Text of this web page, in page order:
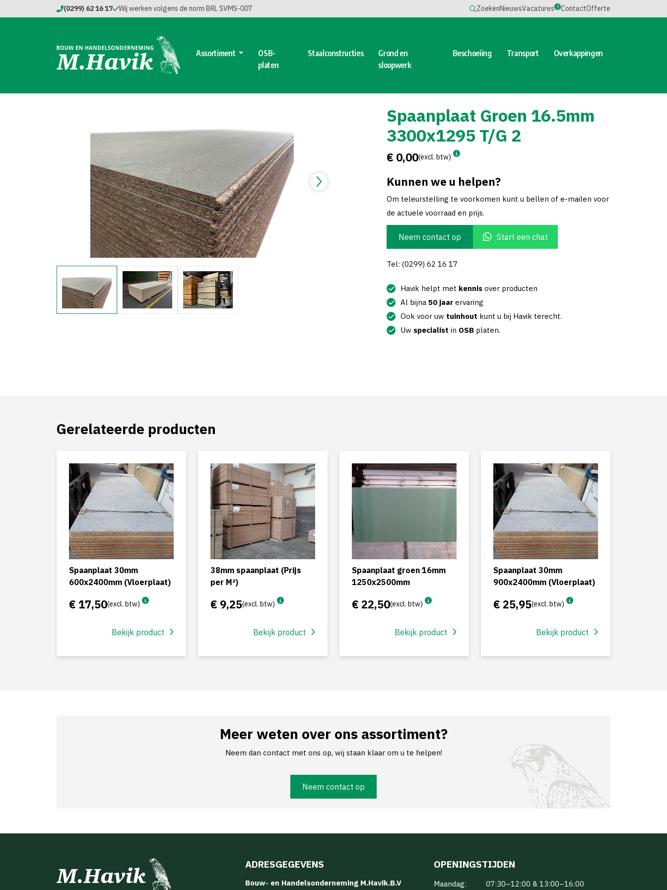
(0299) 62 16 17 Wij werken volgens de norm BRL SVMS-007 ZoekenNieuwsVacatures 3 ContactOfferte
Assortiment
OSB-
platen
Staalconstructies
Grond en
sloopwerk
Beschoeiing Transport Overkappingen
Spaanplaat Groen 16.5mm
3300x1295 T/G 2
€ 0,00(excl. btw)
Kunnen we u helpen?
Om teleurstelling te voorkomen kunt u bellen of e-mailen voor
de actuele voorraad en prijs.
Neem contact op Start een chat
Tel: (0299) 62 16 17
Havik helpt met kennis over producten
Al bijna 50 jaar ervaring
Ook voor uw tuinhout kunt u bij Havik terecht.
Uw specialist in OSB platen.
Gerelateerde producten
Spaanplaat 30mm
600x2400mm (Vloerplaat)
€ 17,50(excl. btw)
Bekijk product
38mm spaanplaat (Prijs
per M²)
€ 9,25(excl. btw)
Bekijk product
Spaanplaat groen 16mm
1250x2500mm
€ 22,50(excl. btw)
Bekijk product
Spaanplaat 30mm
900x2400mm (Vloerplaat)
€ 25,95(excl. btw)
Bekijk product
Meer weten over ons assortiment?
Neem dan contact met ons op, wij staan klaar om u te helpen!
Neem contact op
ADRESGEGEVENS
Bouw- en Handelsonderneming M.Havik.B.V
OPENINGSTIJDEN
Maandag: 07:30–12:00 & 13:00–16:00